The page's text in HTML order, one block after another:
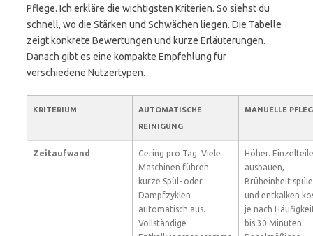
Pflege. Ich erkläre die wichtigsten Kriterien. So siehst du
schnell, wo die Stärken und Schwächen liegen. Die Tabelle
zeigt konkrete Bewertungen und kurze Erläuterungen.
Danach gibt es eine kompakte Empfehlung für
verschiedene Nutzertypen.
KRITERIUM
AUTOMATISCHE
REINIGUNG
MANUELLE
Zeitaufwand
Gering pro Tag. Viele
Maschinen führen
kurze Spül- oder
Dampfzyklen
automatisch aus.
Vollständige
Höher. Einzelteile
ausbauen,
Brüheinheit
und entkalken
je nach
bis 30 Minuten.